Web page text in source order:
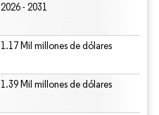
2026 - 2031
1.17 Mil millones de dólares
1.39 Mil millones de dólares